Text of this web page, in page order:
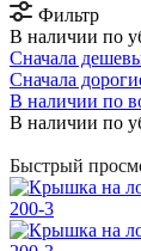
Фильтр
В наличии по
Сначала
Сначала
В наличии по
В наличии по
Быстрый